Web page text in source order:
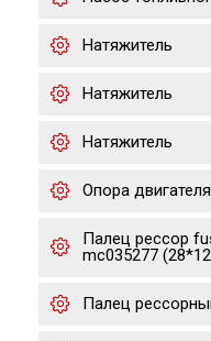
Натяжитель
Натяжитель
Натяжитель
Опора двигателя
Палец рессор
mc035277
Палец